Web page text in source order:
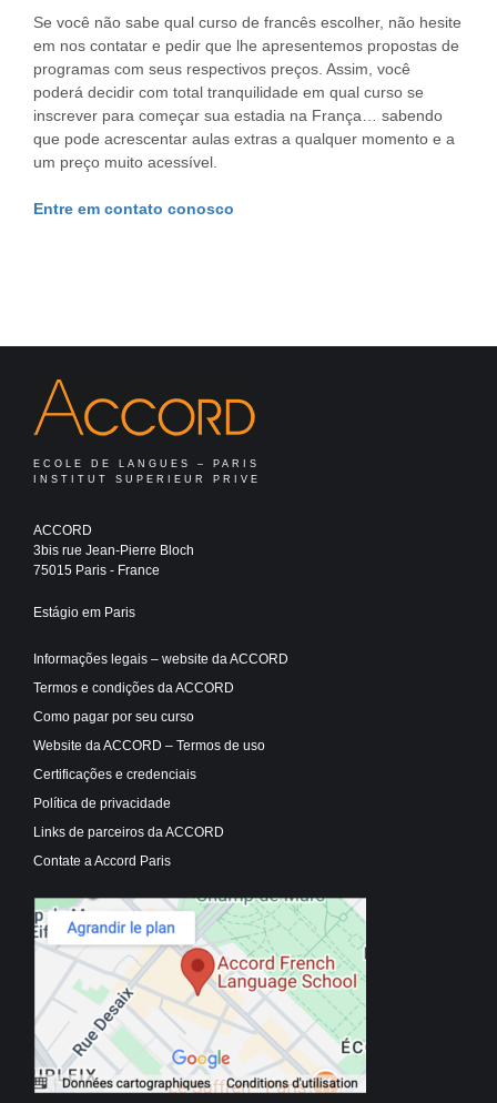
Se você não sabe qual curso de francês escolher, não hesite
em nos contatar e pedir que lhe apresentemos propostas de
programas com seus respectivos preços. Assim, você
poderá decidir com total tranquilidade em qual curso se
inscrever para começar sua estadia na França… sabendo
que pode acrescentar aulas extras a qualquer momento e a
um preço muito acessível.
Entre em contato conosco
ECOLE DE LANGUES – PARIS
INSTITUT SUPERIEUR PRIVE
ACCORD
3bis rue Jean-Pierre Bloch
75015 Paris - France
Estágio em Paris
Informações legais – website da ACCORD
Termos e condições da ACCORD
Como pagar por seu curso
Website da ACCORD – Termos de uso
Certificações e credenciais
Política de privacidade
Links de parceiros da ACCORD
Contate a Accord Paris